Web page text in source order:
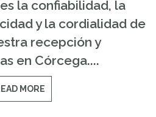
la confiabilidad, la
y la cordialidad de
recepción y
en Córcega....
MORE